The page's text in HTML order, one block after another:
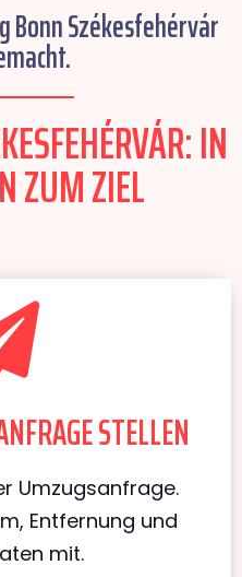
Bonn Székesfehérvár
IN
ZUM ZIEL
STELLEN
Umzugsanfrage.
Entfernung und
mit.